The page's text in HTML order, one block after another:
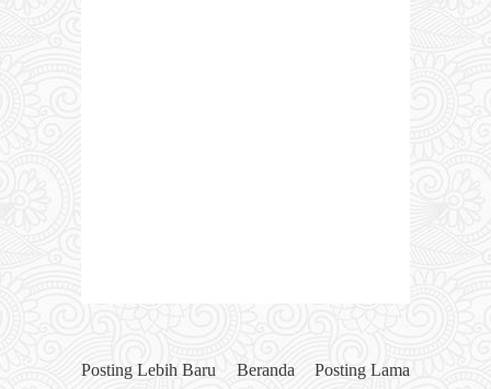
Posting Lebih Baru Posting Lama
Beranda